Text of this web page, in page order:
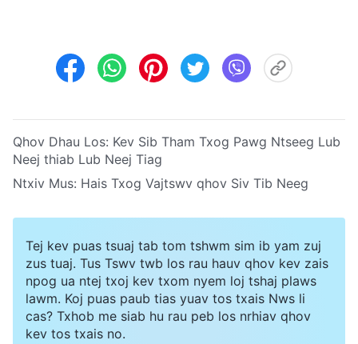
Qhov Dhau Los: Kev Sib Tham Txog Pawg Ntseeg Lub
Neej thiab Lub Neej Tiag
Ntxiv Mus: Hais Txog Vajtswv qhov Siv Tib Neeg
Tej kev puas tsuaj tab tom tshwm sim ib yam zuj
zus tuaj. Tus Tswv twb los rau hauv qhov kev zais
npog ua ntej txoj kev txom nyem loj tshaj plaws
lawm. Koj puas paub tias yuav tos txais Nws li
cas? Txhob me siab hu rau peb los nrhiav qhov
kev tos txais no.